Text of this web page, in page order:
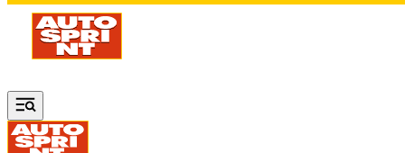
Vai al contenuto principale